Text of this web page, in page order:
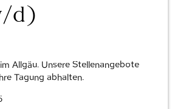
d)
Allgäu. Unsere Stellenangebote
Tagung abhalten.